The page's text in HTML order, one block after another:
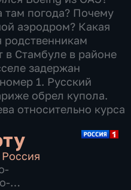
там погода? Почему
аэродром? Какая
родственникам
в Стамбуле в районе
задержан
1. Русский
обрел купола.
относительно курса
Россия